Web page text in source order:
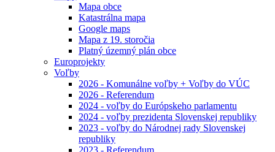
Mapa obce
Katastrálna mapa
Google maps
Mapa z 19. storočia
Platný územný plán obce
Europrojekty
Voľby
2026 - Komunálne voľby + Voľby do VÚC
2026 - Referendum
2024 - voľby do Európskeho parlamentu
2024 - voľby prezidenta Slovenskej republiky
2023 - voľby do Národnej rady Slovenskej
republiky
2023 - Referendum